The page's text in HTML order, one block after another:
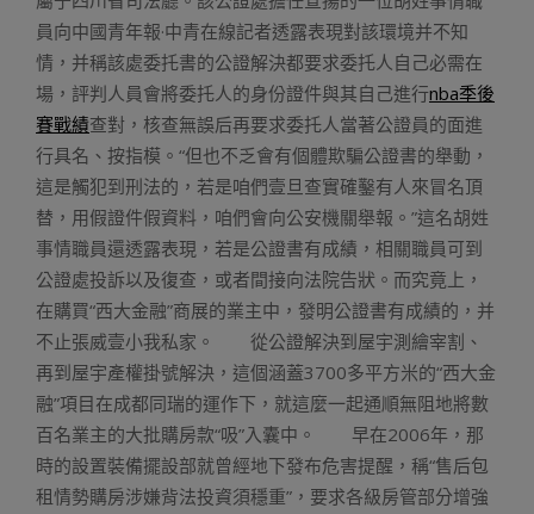
員向中國青年報·中青在線記者透露表現對該環境并不知
情，并稱該處委托書的公證解決都要求委托人自己必需在
場，評判人員會將委托人的身份證件與其自己進行nba季後
賽戰績查對，核查無誤后再要求委托人當著公證員的面進
行具名、按指模。“但也不乏會有個體欺騙公證書的舉動，
這是觸犯到刑法的，若是咱們壹旦查實確鑿有人來冒名頂
替，用假證件假資料，咱們會向公安機關舉報。”這名胡姓
事情職員還透露表現，若是公證書有成績，相關職員可到
公證處投訴以及復查，或者間接向法院告狀。而究竟上，
在購買“西大金融”商展的業主中，發明公證書有成績的，并
不止張威壹小我私家。 從公證解決到屋宇測繪宰割、
再到屋宇產權掛號解決，這個涵蓋3700多平方米的“西大金
融”項目在成都同瑞的運作下，就這麼一起通順無阻地將數
百名業主的大批購房款“吸”入囊中。 早在2006年，那
時的設置裝備擺設部就曾經地下發布危害提醒，稱“售后包
租情勢購房涉嫌背法投資須穩重”，要求各級房管部分增強